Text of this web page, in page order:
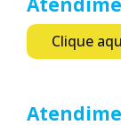
Clique